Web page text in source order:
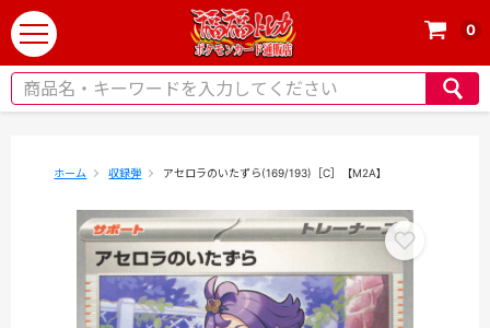
t
o
g
0
ホーム 収録弾 アセロラのいたずら(169/193)［C］【M2A】